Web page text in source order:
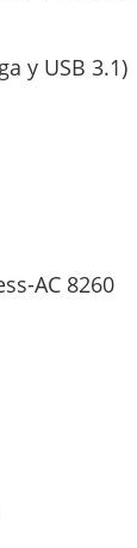
y USB 3.1)
AC 8260